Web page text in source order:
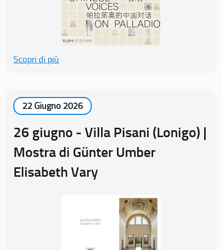
Scopri di più
22 Giugno 2026
26 giugno - Villa Pisani (Lonigo) |
Mostra di Günter Umber
Elisabeth Vary